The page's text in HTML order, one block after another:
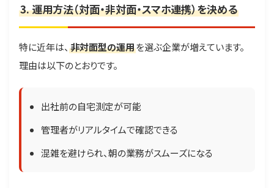
3. 運用方法（対面・非対面・スマホ連携）を決める
特に近年は、 非対面型の運用を選ぶ企業が増えています。
理由は以下のとおりです。
出社前の自宅測定が可能
管理者がリアルタイムで確認できる
混雑を避けられ、朝の業務がスムーズになる